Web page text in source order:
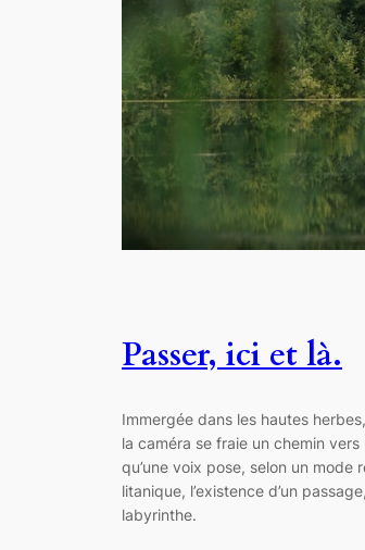
Passer, ici et là.
Immergée dans les hautes
la caméra se fraie un chemin vers
qu’une voix pose, selon un mode
litanique, l’existence d’un
labyrinthe.